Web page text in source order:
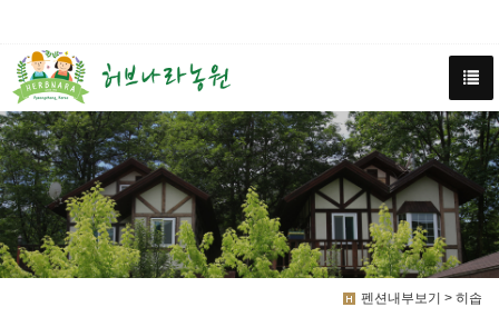
펜션내부보기 > 히솝